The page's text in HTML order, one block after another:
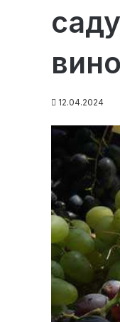
12.04.2024